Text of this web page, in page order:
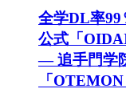
全学DL率99
公式「
― 追手門学
「